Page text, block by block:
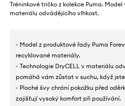
Tréninkové tričko z kolekce Puma.
materiálu odvádějícího vlhkost.
- Model z produktové řady Puma
recyklované materiály.
- Technologie DryCELL v materiálu
pomáhá vám zůstat v suchu, když
- Ploché švy chrání pokožku před
zajišťují vysoký komfort při používání.